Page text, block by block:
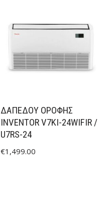
ΔΑΠΕΔΟΥ ΟΡΟΦΗΣ
INVENTOR V7KI-24WIFIR /
U7RS-24
€1,499.00